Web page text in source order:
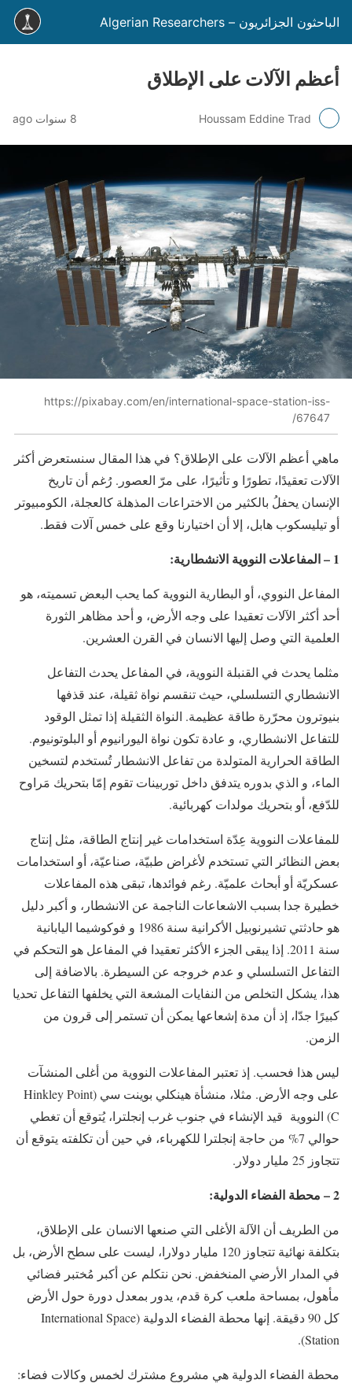
الباحثون الجزائريون – Algerian Researchers
أعظم الآلات على الإطلاق
Houssam Eddine Trad 8 سنوات ago
https://pixabay.com/en/international-space-station-iss-
67647/
ماهي أعظم الآلات على الإطلاق؟ في هذا المقال سنستعرض أكثر
الآلات تعقيدًا، تطورًا و تأثيرًا، على مرّ العصور. رُغم أن تاريخ
الإنسان يحفلُ بالكثير من الاختراعات المذهلة كالعجلة، الكومبيوتر
أو تيليسكوب هابل، إلا أن اختيارنا وقع على خمس آلات فقط.
1 – المفاعلات النووية الانشطارية:
المفاعل النووي، أو البطارية النووية كما يحب البعض تسميته، هو
أحد أكثر الآلات تعقيدا على وجه الأرض، و أحد مظاهر الثورة
العلمية التي وصل إليها الانسان في القرن العشرين.
مثلما يحدث في القنبلة النووية، في المفاعل يحدث التفاعل
الانشطاري التسلسلي، حيث تنقسم نواة ثقيلة، عند قذفها
بنيوترون محرّرة طاقة عظيمة. النواة الثقيلة إذا تمثل الوقود
للتفاعل الانشطاري، و عادة تكون نواة اليورانيوم أو البلوتونيوم.
الطاقة الحرارية المتولدة من تفاعل الانشطار تُستخدم لتسخين
الماء، و الذي بدوره يتدفق داخل توربينات تقوم إمّا بتحريك مَراوح
للدّفع، أو بتحريك مولدات كهربائية.
للمفاعلات النووية عِدّة استخدامات غير إنتاج الطاقة، مثل إنتاج
بعض النظائر التي تستخدم لأغراض طبيّة، صناعيّة، أو استخدامات
عسكريّة أو أبحاث علميّة. رغم فوائدها، تبقى هذه المفاعلات
خطيرة جدا بسبب الاشعاعات الناجمة عن الانشطار، و أكبر دليل
هو حادثتي تشيرنوبيل الأكرانية سنة 1986 و فوكوشيما اليابانية
سنة 2011. إذا يبقى الجزء الأكثر تعقيدا في المفاعل هو التحكم في
التفاعل التسلسلي و عدم خروجه عن السيطرة. بالاضافة إلى
هذا، يشكل التخلص من النفايات المشعة التي يخلفها التفاعل تحديا
كبيرًا جدّا، إذ أن مدة إشعاعها يمكن أن تستمر إلى قرون من
الزمن.
ليس هذا فحسب. إذ تعتبر المفاعلات النووية من أغلى المنشآت
على وجه الأرض. مثلا، منشأة هينكلي بوينت سي (Hinkley Point
C) النووية قيد الإنشاء في جنوب غرب إنجلترا، يُتوقع أن تغطي
حوالي 7% من حاجة إنجلترا للكهرباء، في حين أن تكلفته يتوقع أن
تتجاوز 25 مليار دولار.
2 – محطة الفضاء الدولية:
من الطريف أن الآلة الأغلى التي صنعها الانسان على الإطلاق،
بتكلفة نهائية تتجاوز 120 مليار دولارا، ليست على سطح الأرض، بل
في المدار الأرضي المنخفض. نحن نتكلم عن أكبر مُختبر فضائي
مأهول، بمساحة ملعب كرة قدم، يدور بمعدل دورة حول الأرض
كل 90 دقيقة. إنها محطة الفضاء الدولية (International Space
Station).
محطة الفضاء الدولية هي مشروع مشترك لخمس وكالات فضاء: